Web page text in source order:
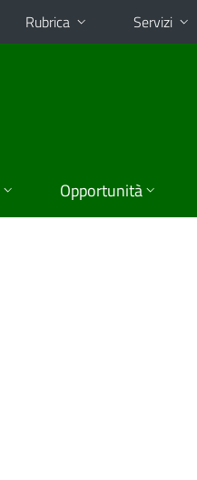
Rubrica Servizi
Opportunità